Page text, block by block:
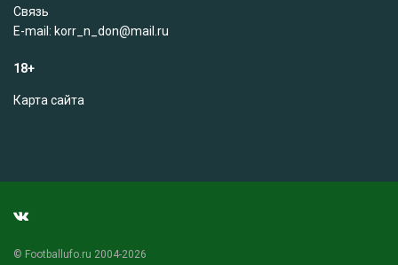
Связь
Е-mail: korr_n_don@mail.ru
18+
Карта сайта
© Footballufo.ru 2004-2026